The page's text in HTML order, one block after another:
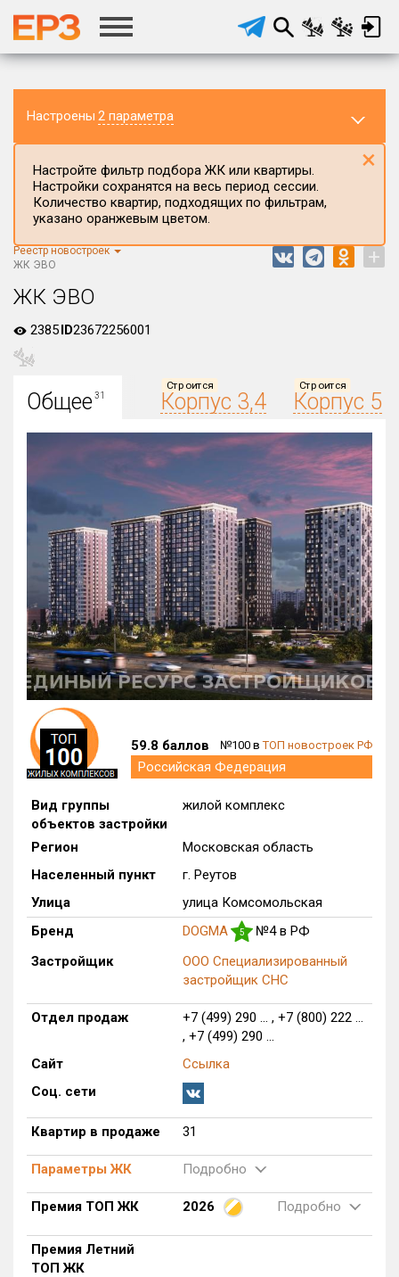
Настроены 2 параметра
Регион ЖК
Все
Населённый пункт
Все
₽/м² млн ₽
Цена
до
Общая площадь, м²
от до
Срок сдачи
от до
Вид объекта
Кол-во комнат
Только новые
от до
с продажами
Жилых комплексов
Многоквартирных домов
Блокированных домов
0 из 481
Домов с апартаментами
Поселков таунхаусов
Многоквартирных домов
0 из 55
Блокированных домов
Квартир, апартаментов,
блоков в БД
Настройте фильтр подбора ЖК или квартиры.
Настройки сохранятся на весь период сессии.
Количество квартир, подходящих по фильтрам,
указано оранжевым цветом.
×
Реестр новостроек
ЖК ЭВО
+
ЖК ЭВО
2385ID23672256001
Общее31
Строится
Корпус 3,4
Строится
Корпус 5
59.8 баллов №100 вТОП новостроек РФ
Российская Федерация
Вид группы
объектов застройки
жилой комплекс
Регион
Московская область
Населенный пункт
г. Реутов
Улица
улица Комсомольская
Бренд
DOGMA 5
№4 в РФ
Застройщик
ООО Специализированный
застройщик СНС
Отдел продаж
+7 (499) 290 ... , +7 (800) 222 ...
, +7 (499) 290 ...
Сайт
Ссылка
Соц. сети
Квартир в продаже 31
Параметры ЖК Подробно
Премия ТОП ЖК 2026 Подробно
Премия Летний
ТОП ЖК